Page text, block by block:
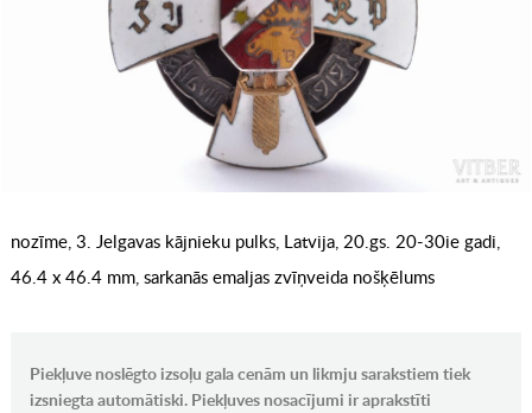
nozīme, 3. Jelgavas kājnieku pulks, Latvija, 20.gs. 20-30ie gadi,
46.4 x 46.4 mm, sarkanās emaljas zvīņveida nošķēlums
Piekļuve noslēgto izsoļu gala cenām un likmju sarakstiem tiek
izsniegta automātiski. Piekļuves nosacījumi ir aprakstīti